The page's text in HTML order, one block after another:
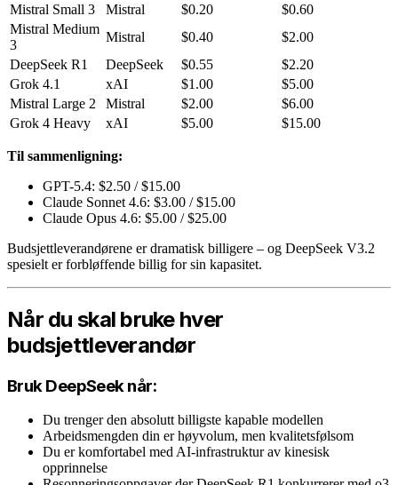
Mistral Small 3
Mistral $0.20
$0.60
Mistral Medium
3
Mistral $0.40
$2.00
DeepSeek R1
DeepSeek $0.55
$2.20
Grok 4.1
xAI $1.00
$5.00
Mistral Large 2
Mistral $2.00
$6.00
Grok 4 Heavy
xAI $5.00 $15.00
Til sammenligning:
GPT-5.4: $2.50 / $15.00
Claude Sonnet 4.6: $3.00 / $15.00
Claude Opus 4.6: $5.00 / $25.00
Budsjettleverandørene er dramatisk billigere – og DeepSeek V3.2
spesielt er forbløffende billig for sin kapasitet.
Når du skal bruke hver
budsjettleverandør
Bruk DeepSeek når:
Du trenger den absolutt billigste kapable modellen
Arbeidsmengden din er høyvolum, men kvalitetsfølsom
Du er komfortabel med AI-infrastruktur av kinesisk
opprinnelse